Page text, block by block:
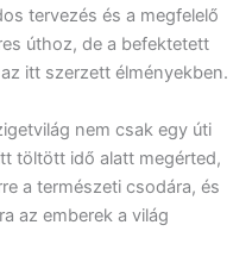
tervezés és a megfelelő
úthoz, de a befektetett
itt szerzett élményekben.
nem csak egy úti
töltött idő alatt megérted,
a természeti csodára, és
az emberek a világ